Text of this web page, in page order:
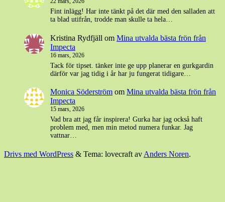
Fint inlägg! Har inte tänkt på det där med den salladen att
ta blad utifrån, trodde man skulle ta hela…
Kristina Rydfjäll om Mina utvalda bästa frön från
Impecta
16 mars, 2026
Tack för tipset. tänker inte ge upp planerar en gurkgardin
därför var jag tidig i år har ju fungerat tidigare…
Monica Söderström om Mina utvalda bästa frön från
Impecta
15 mars, 2026
Vad bra att jag får inspirera! Gurka har jag också haft
problem med, men min metod numera funkar. Jag
vattnar…
Drivs med WordPress & Tema: lovecraft av Anders Noren.